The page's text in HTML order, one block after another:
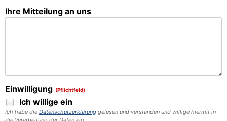
Ihre Mitteilung an uns
Einwilligung (Pflichtfeld)
Ich willige ein
Ich habe die Datenschutzerklärung gelesen und verstanden und willige hiermit in